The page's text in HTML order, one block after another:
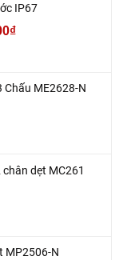
IP67
Chấu ME2628-N
dẹt MC261
MP2506-N